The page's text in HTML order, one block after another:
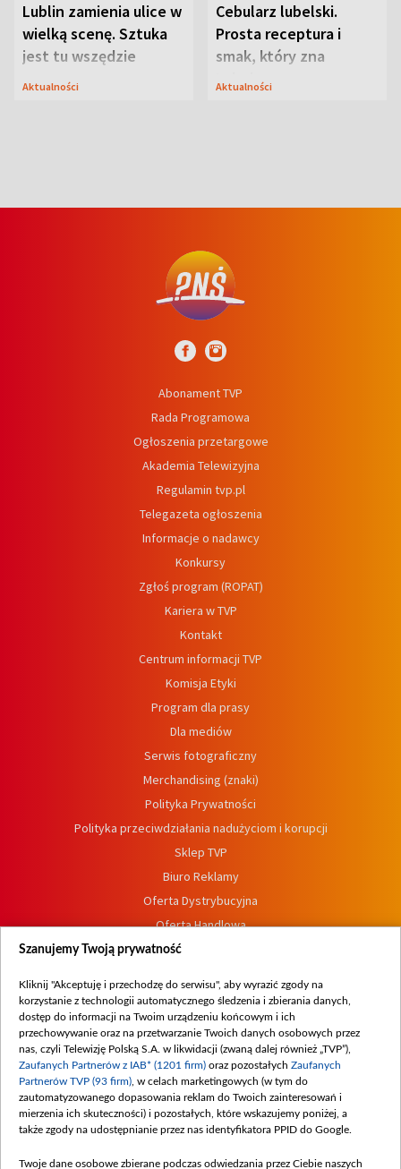
Lublin zamienia ulice w
wielką scenę. Sztuka
jest tu wszędzie
Aktualności
Cebularz lubelski.
Prosta receptura i
smak, który zna
Lubelszczyzna
Aktualności
Abonament TVP
Rada Programowa
Ogłoszenia przetargowe
Akademia Telewizyjna
Regulamin tvp.pl
Telegazeta ogłoszenia
Informacje o nadawcy
Konkursy
Zgłoś program (ROPAT)
Kariera w TVP
Kontakt
Centrum informacji TVP
Komisja Etyki
Program dla prasy
Dla mediów
Serwis fotograficzny
Merchandising (znaki)
Polityka Prywatności
Polityka przeciwdziałania nadużyciom i korupcji
Sklep TVP
Biuro Reklamy
Oferta Dystrybucyjna
Oferta Handlowa
Dostępność
Procedura zgłoszeń wewnętrznych
Szanujemy Twoją prywatność
Kliknij "Akceptuję i przechodzę do serwisu", aby wyrazić zgody na
korzystanie z technologii automatycznego śledzenia i zbierania danych,
dostęp do informacji na Twoim urządzeniu końcowym i ich
przechowywanie oraz na przetwarzanie Twoich danych osobowych przez
nas, czyli Telewizję Polską S.A. w likwidacji (zwaną dalej również „TVP”),
Zaufanych Partnerów z IAB* (1201 firm) oraz pozostałych Zaufanych
Partnerów TVP (93 firm) , w celach marketingowych (w tym do
zautomatyzowanego dopasowania reklam do Twoich zainteresowań i
mierzenia ich skuteczności) i pozostałych, które wskazujemy poniżej, a
także zgody na udostępnianie przez nas identyfikatora PPID do Google.
Twoje dane osobowe zbierane podczas odwiedzania przez Ciebie naszych